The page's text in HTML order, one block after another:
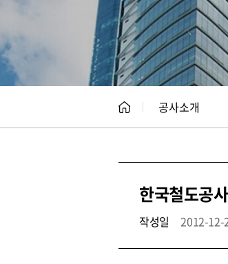
공사소개
한국철도공
작성일 2012-12-